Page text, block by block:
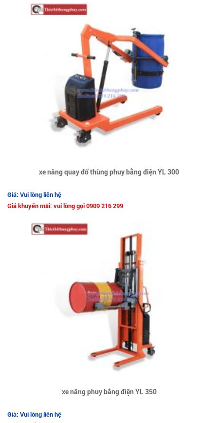
xe nâng quay đổ thùng phuy bằng điện YL 300
Giá: Vui lòng liên hệ
Giá khuyến mãi: vui lòng gọi 0909 216 299
xe nâng phuy bằng điện YL 350
Giá: Vui lòng liên hệ